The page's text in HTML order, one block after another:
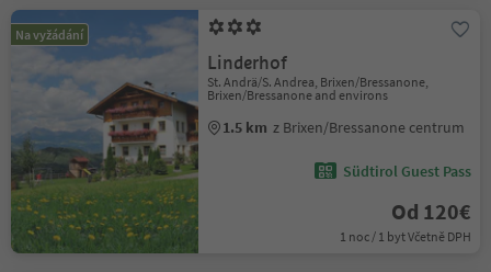
Na vyžádání
Linderhof
St. Andrä/S. Andrea, Brixen/Bressanone,
Brixen/Bressanone and environs
1.5 km z Brixen/Bressanone centrum
Südtirol Guest Pass
Od 120€
1 noc / 1 byt Včetně DPH